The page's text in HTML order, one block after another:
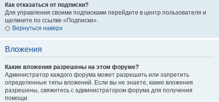
Как отказаться от подписки?
Для управления своими подписками перейдите в центр пользователя и
щелкните по ссылке «Подписки».
Вернуться наверх
Вложения
Какие вложения разрешены на этом форуме?
Администратор каждого форума может разрешить или запретить
определенные типы вложений. Если вы не знаете, какие вложения
разрешены, свяжитесь с администратором форума для получения
помощи.